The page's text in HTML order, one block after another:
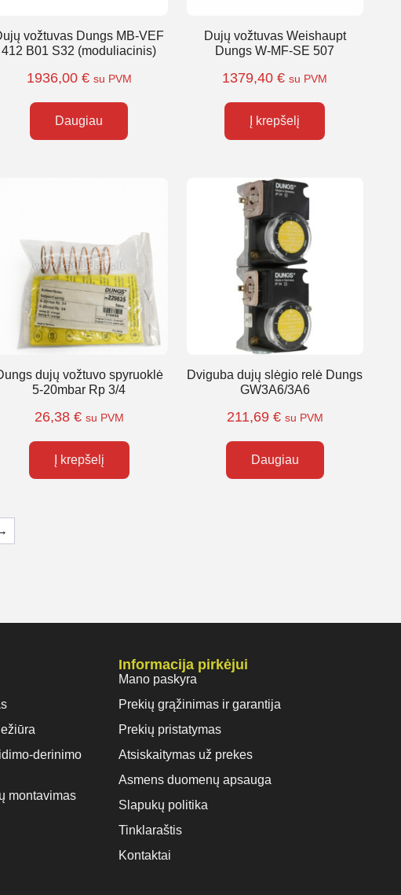
vožtuvas Dungs MB-VEF
412 B01 S32 (moduliacinis)
1936,00 € su PVM
Daugiau
Dujų vožtuvas Weishaupt
Dungs W-MF-SE 507
1379,40€ su PVM
Į krepšelį
dujų vožtuvo spyruoklė
5-20mbar Rp 3/4
26,38 € su PVM
Į krepšelį
Dviguba dujų slėgio relė Dungs
GW3A6/3A6
211,69 € su PVM
Daugiau
derinimo
montavimas
Informacija pirkėjui
Mano paskyra
Prekių grąžinimas ir garantija
Prekių pristatymas
Atsiskaitymas už prekes
Asmens duomenų apsauga
Slapukų politika
Tinklaraštis
Kontaktai